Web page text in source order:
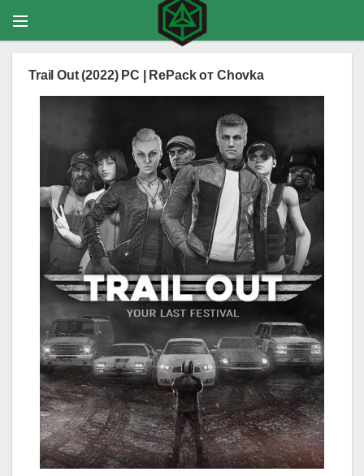
Trail Out (2022) PC | RePack от Chovka